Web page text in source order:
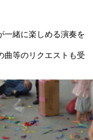
一緒に楽しめる演奏を
曲等のリクエストも受